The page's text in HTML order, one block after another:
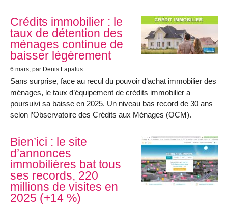
Crédits immobilier : le
taux de détention des
ménages continue de
baisser légèrement
6 mars, par Denis Lapalus
Sans surprise, face au recul du pouvoir d’achat immobilier des
ménages, le taux d’équipement de crédits immobilier a
poursuivi sa baisse en 2025. Un niveau bas record de 30 ans
selon l’Observatoire des Crédits aux Ménages (OCM).
Bien’ici : le site
d’annonces
immobilières bat tous
ses records, 220
millions de visites en
2025 (+14 %)